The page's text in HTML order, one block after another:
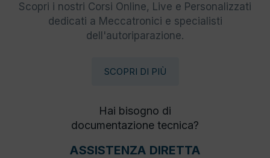
Scopri i nostri Corsi Online, Live e Personalizzati
dedicati a Meccatronici e specialisti
dell'autoriparazione.
SCOPRI DI PIÙ
Hai bisogno di
documentazione tecnica?
ASSISTENZA DIRETTA